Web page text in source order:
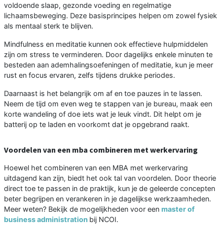
voldoende slaap, gezonde voeding en regelmatige
lichaamsbeweging. Deze basisprincipes helpen om zowel fysiek
als mentaal sterk te blijven.
Mindfulness en meditatie kunnen ook effectieve hulpmiddelen
zijn om stress te verminderen. Door dagelijks enkele minuten te
besteden aan ademhalingsoefeningen of meditatie, kun je meer
rust en focus ervaren, zelfs tijdens drukke periodes.
Daarnaast is het belangrijk om af en toe pauzes in te lassen.
Neem de tijd om even weg te stappen van je bureau, maak een
korte wandeling of doe iets wat je leuk vindt. Dit helpt om je
batterij op te laden en voorkomt dat je opgebrand raakt.
Voordelen van een mba combineren met werkervaring
Hoewel het combineren van een MBA met werkervaring
uitdagend kan zijn, biedt het ook tal van voordelen. Door theorie
direct toe te passen in de praktijk, kun je de geleerde concepten
beter begrijpen en verankeren in je dagelijkse werkzaamheden.
Meer weten? Bekijk de mogelijkheden voor een master of
business administration bij NCOI.